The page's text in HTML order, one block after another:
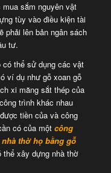
sắm nguyên vật
tùy vào điều kiện tài
phải lên bản ngân sách
tư.
thể sử dụng các vật
ví dụ như gỗ xoan gỗ
xi măng sắt thép của
trình khác nhau
tiền của và công
có của một công
nhà thờ họ bằng gỗ
thể xây dựng nhà thờ